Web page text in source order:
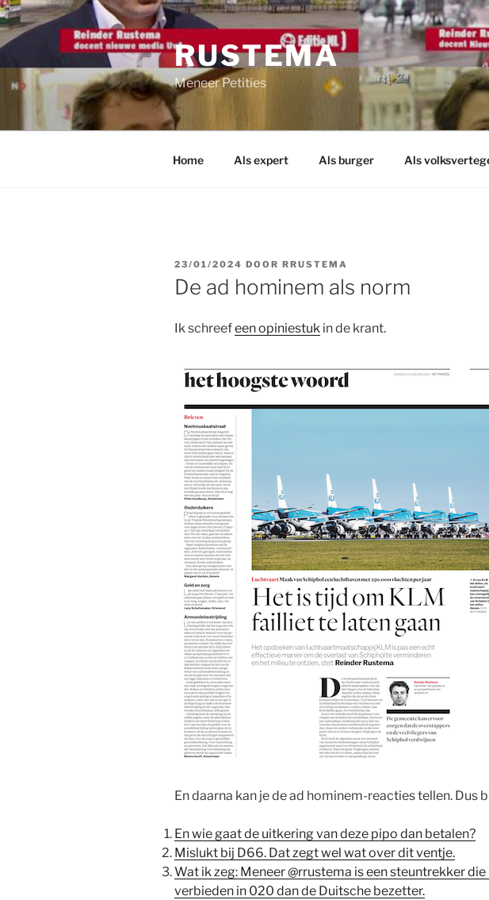
Ga
naar
de
inhoud
RUSTEMA
Meneer Petities
Home Als expert Als burger Als
GEPLAATST
OP
23/01/2024 DOOR RRUSTEMA
De ad hominem als norm
Ik schreefeen opiniestuk in de krant.
En daarna kan je de ad hominem-reacties tellen. Dus
En wie gaat de uitkering van deze pipo dan betalen?
Mislukt bij D66. Dat zegt wel wat over dit ventje.
Wat ik zeg: Meneer @rrustema is een steuntrekker
verbieden in 020 dan de Duitsche bezetter.